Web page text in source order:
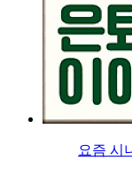
요즘 시